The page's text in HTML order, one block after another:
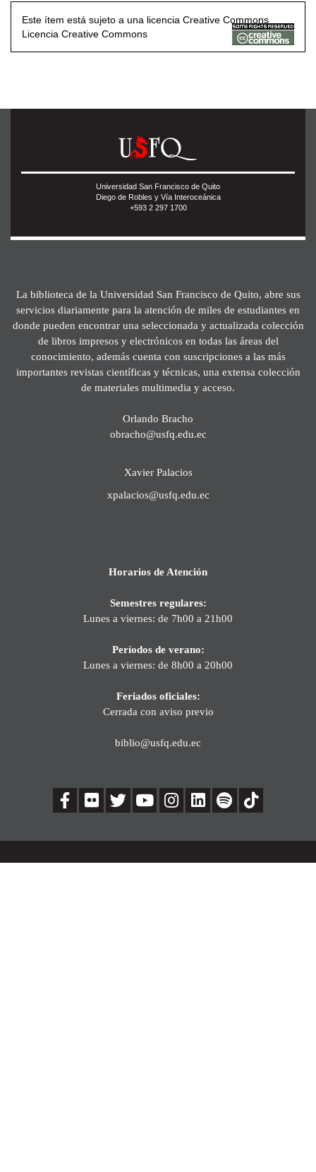
Este ítem está sujeto a una licencia Creative Commons
Licencia Creative Commons
Universidad San Francisco de Quito
Diego de Robles y Vía Interoceánica
+593 2 297 1700
La biblioteca de la Universidad San Francisco de Quito, abre sus
servicios diariamente para la atención de miles de estudiantes en
donde pueden encontrar una seleccionada y actualizada colección
de libros impresos y electrónicos en todas las áreas del
conocimiento, además cuenta con suscripciones a las más
importantes revistas científicas y técnicas, una extensa colección
de materiales multimedia y acceso.
Orlando Bracho
obracho@usfq.edu.ec
Xavier Palacios
xpalacios@usfq.edu.ec
Horarios de Atención
Semestres regulares:
Lunes a viernes: de 7h00 a 21h00
Períodos de verano:
Lunes a viernes: de 8h00 a 20h00
Feriados oficiales:
Cerrada con aviso previo
biblio@usfq.edu.ec